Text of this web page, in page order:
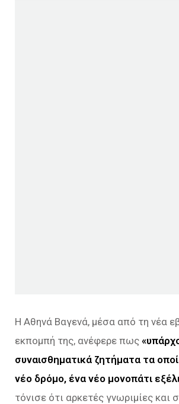
Η Αθηνά Βαγενά, μέσα από τη νέα
εκπομπή της, ανέφερε πως
συναισθηματικά ζητήματα τα
νέο δρόμο, ένα νέο μονοπάτι
τόνισε ότι αρκετές γνωριμίες και